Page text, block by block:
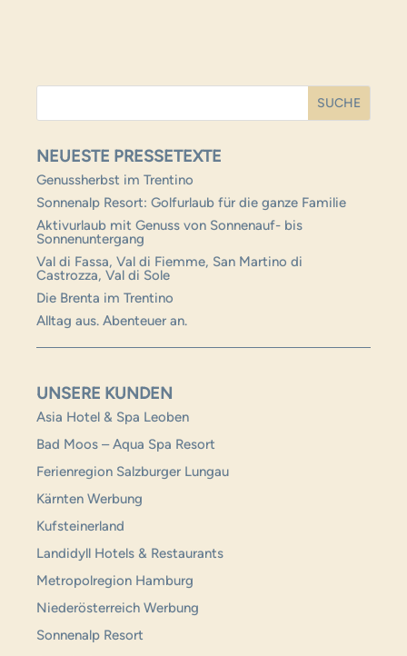
NEUESTE PRESSETEXTE
Genussherbst im Trentino
Sonnenalp Resort: Golfurlaub für die ganze Familie
Aktivurlaub mit Genuss von Sonnenauf- bis
Sonnenuntergang
Val di Fassa, Val di Fiemme, San Martino di
Castrozza, Val di Sole
Die Brenta im Trentino
Alltag aus. Abenteuer an.
UNSERE KUNDEN
Asia Hotel & Spa Leoben
Bad Moos –Aqua Spa Resort
Ferienregion Salzburger Lungau
Kärnten Werbung
Kufsteinerland
Landidyll Hotels & Restaurants
Metropolregion Hamburg
Niederösterreich Werbung
Sonnenalp Resort